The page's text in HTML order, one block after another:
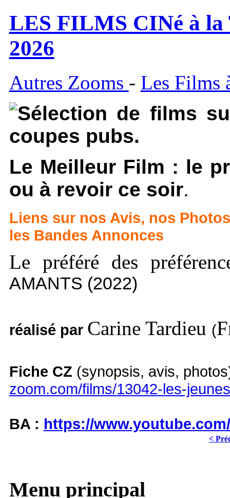
LES FILMS CINé à la
2026
Autres Zooms - Les Films
Sélection de films
coupes pubs.
Le Meilleur Film : le
ou à revoir ce soir.
Liens sur nos Avis, nos
les Bandes Annonces
Le préféré des
AMANTS (2022)
réalisé par Carine Tardieu (
Fiche CZ (synopsis, avis,
zoom.com/films/13042-les-
BA : https://
<
Menu principal